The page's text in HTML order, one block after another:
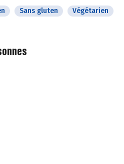
Sans gluten
Végétarien